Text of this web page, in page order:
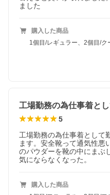
ました
購入した商品
1個目/レギュラー、2個目/ク
5
工場勤務の為仕事着として
ます。安全靴って通気性悪
のパウダーを靴の中にまぶ
気にならなくなった。
購入した商品